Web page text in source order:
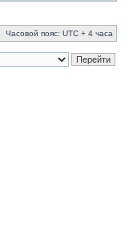
Часовой пояс: UTC + 4 часа